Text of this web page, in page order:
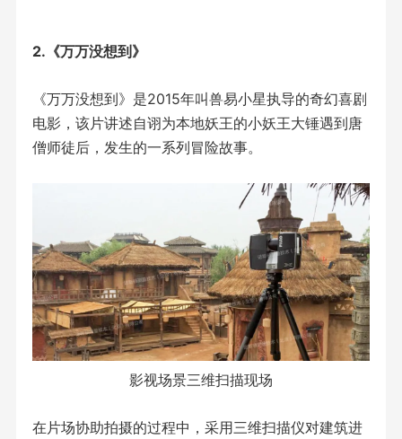
2.《万万没想到》
《万万没想到》是2015年叫兽易小星执导的奇幻喜剧
电影，该片讲述自诩为本地妖王的小妖王大锤遇到唐
僧师徒后，发生的一系列冒险故事。
影视场景三维扫描现场
在片场协助拍摄的过程中，采用三维扫描仪对建筑进